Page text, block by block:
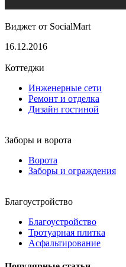
Виджет от SocialMart
16.12.2016
Коттеджи
Инженерные сети
Ремонт и отделка
Дизайн гостиной
Заборы и ворота
Ворота
Заборы и ограждения
Благоустройство
Благоустройство
Тротуарная плитка
Асфальтирование